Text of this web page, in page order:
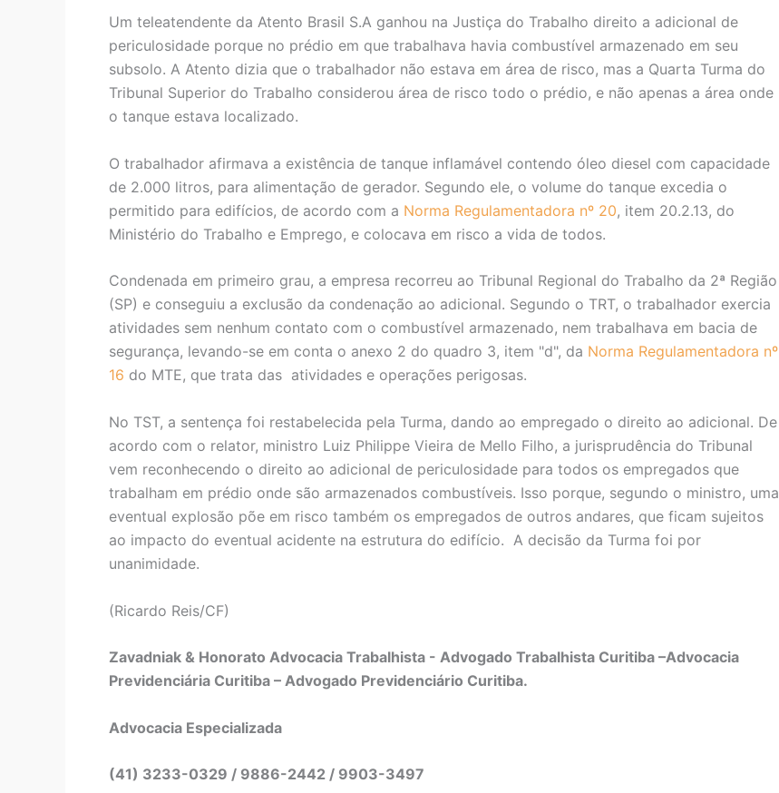
Um teleatendente da Atento Brasil S.A ganhou na Justiça do Trabalho direito a adicional de
periculosidade porque no prédio em que trabalhava havia combustível armazenado em seu
subsolo. A Atento dizia que o trabalhador não estava em área de risco, mas a Quarta Turma do
Tribunal Superior do Trabalho considerou área de risco todo o prédio, e não apenas a área onde
o tanque estava localizado.
O trabalhador afirmava a existência de tanque inflamável contendo óleo diesel com capacidade
de 2.000 litros, para alimentação de gerador. Segundo ele, o volume do tanque excedia o
permitido para edifícios, de acordo com a Norma Regulamentadora nº 20, item 20.2.13, do
Ministério do Trabalho e Emprego, e colocava em risco a vida de todos.
Condenada em primeiro grau, a empresa recorreu ao Tribunal Regional do Trabalho da 2ª Região
(SP) e conseguiu a exclusão da condenação ao adicional. Segundo o TRT, o trabalhador exercia
atividades sem nenhum contato com o combustível armazenado, nem trabalhava em bacia de
segurança, levando-se em conta o anexo 2 do quadro 3, item "d", da Norma Regulamentadora nº
16 do MTE, que trata das atividades e operações perigosas.
No TST, a sentença foi restabelecida pela Turma, dando ao empregado o direito ao adicional. De
acordo com o relator, ministro Luiz Philippe Vieira de Mello Filho, a jurisprudência do Tribunal
vem reconhecendo o direito ao adicional de periculosidade para todos os empregados que
trabalham em prédio onde são armazenados combustíveis. Isso porque, segundo o ministro, uma
eventual explosão põe em risco também os empregados de outros andares, que ficam sujeitos
ao impacto do eventual acidente na estrutura do edifício. A decisão da Turma foi por
unanimidade.
(Ricardo Reis/CF)
Zavadniak & Honorato Advocacia Trabalhista - Advogado Trabalhista Curitiba –Advocacia
Previdenciária Curitiba – Advogado Previdenciário Curitiba.
Advocacia Especializada
(41) 3233-0329 / 9886-2442 / 9903-3497